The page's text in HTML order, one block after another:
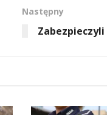
Następny